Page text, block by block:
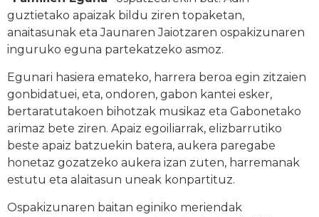
guztietako apaizak bildu ziren topaketan,
anaitasunak eta Jaunaren Jaiotzaren ospakizunaren
inguruko eguna partekatzeko asmoz.
Egunari hasiera emateko, harrera beroa egin zitzaien
gonbidatuei, eta, ondoren, gabon kantei esker,
bertaratutakoen bihotzak musikaz eta Gabonetako
arimaz bete ziren. Apaiz egoiliarrak, elizbarrutiko
beste apaiz batzuekin batera, aukera paregabe
honetaz gozatzeko aukera izan zuten, harremanak
estutu eta alaitasun uneak konpartituz.
Ospakizunaren baitan eginiko meriendak